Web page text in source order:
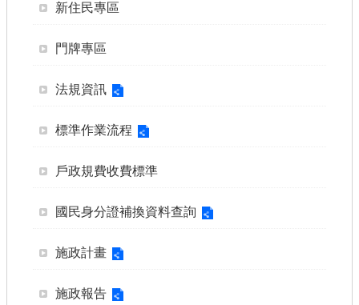
門牌查詢
回首頁
網站導覽
桃園市政府
隱私權政策
新住民專區
門牌專區
法規資訊
標準作業流程
戶政規費收費標準
國民身分證補換資料查詢
施政計畫
施政報告